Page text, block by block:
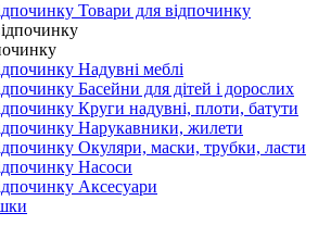
Товари для відпочинку
Надувні меблі
Басейни для дітей і дорослих
Круги надувні, плоти, батути
Нарукавники, жилети
Окуляри, маски, трубки, ласти
Насоси
Аксесуари